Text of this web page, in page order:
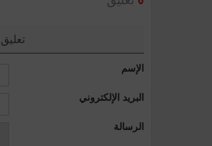
تعليق
الإسم
البريد الإلكتروني
الرسالة